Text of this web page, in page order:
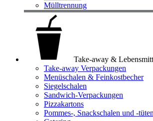
Mülltrennung
Take-away &
Take-away Verpackungen
Menüschalen & Feinkostbecher
Siegelschalen
Sandwich-Verpackungen
Pizzakartons
Pommes-, Snackschalen und -tüten